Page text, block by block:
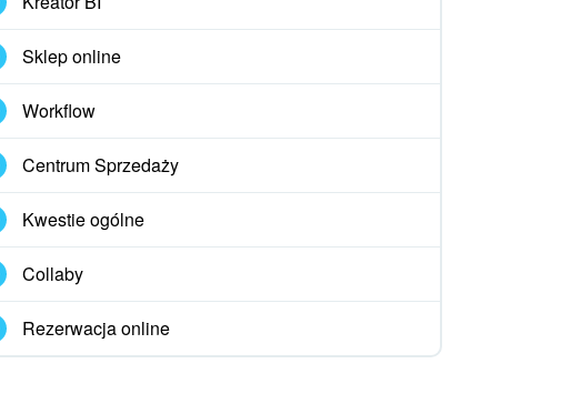
Sklep online
Workflow
Centrum Sprzedaży
Kwestie ogólne
Collaby
Rezerwacja online